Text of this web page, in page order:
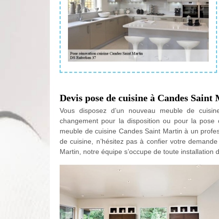
Devis pose de cuisine à Candes
Vous disposez d’un nouveau meuble de
changement pour la disposition ou pour la
meuble de cuisine Candes Saint Martin à un
de cuisine, n’hésitez pas à confier votre
Martin, notre équipe s’occupe de toute